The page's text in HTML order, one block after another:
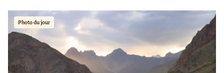
Photo du jour